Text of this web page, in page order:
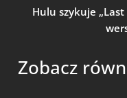
Hulu szykuje
Zobacz